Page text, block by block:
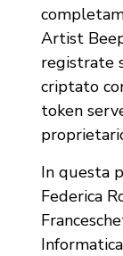
Artist
registrate
criptato
token
In questa
Federica